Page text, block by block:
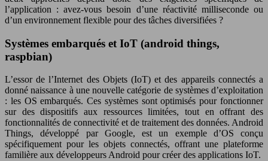
l’application : avez-vous besoin d’une réactivité milliseconde ou
d’un environnement flexible pour des tâches diversifiées ?
Systèmes embarqués et IoT (android things,
raspbian)
L’essor de l’Internet des Objets (IoT) et des appareils connectés a
donné naissance à une nouvelle catégorie de systèmes d’exploitation
: les OS embarqués. Ces systèmes sont optimisés pour fonctionner
sur des dispositifs aux ressources limitées, tout en offrant des
fonctionnalités de connectivité et de traitement des données. Android
Things, développé par Google, est un exemple d’OS conçu
spécifiquement pour les objets connectés, offrant une plateforme
familière aux développeurs Android pour créer des applications IoT.